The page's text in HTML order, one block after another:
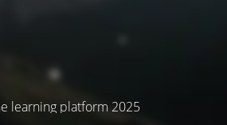
learning platform 2025